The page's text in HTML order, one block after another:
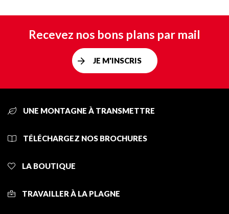
Recevez nos bons plans par mail
JE M'INSCRIS
UNE MONTAGNE À TRANSMETTRE
TÉLÉCHARGEZ NOS BROCHURES
LA BOUTIQUE
TRAVAILLER À LA PLAGNE